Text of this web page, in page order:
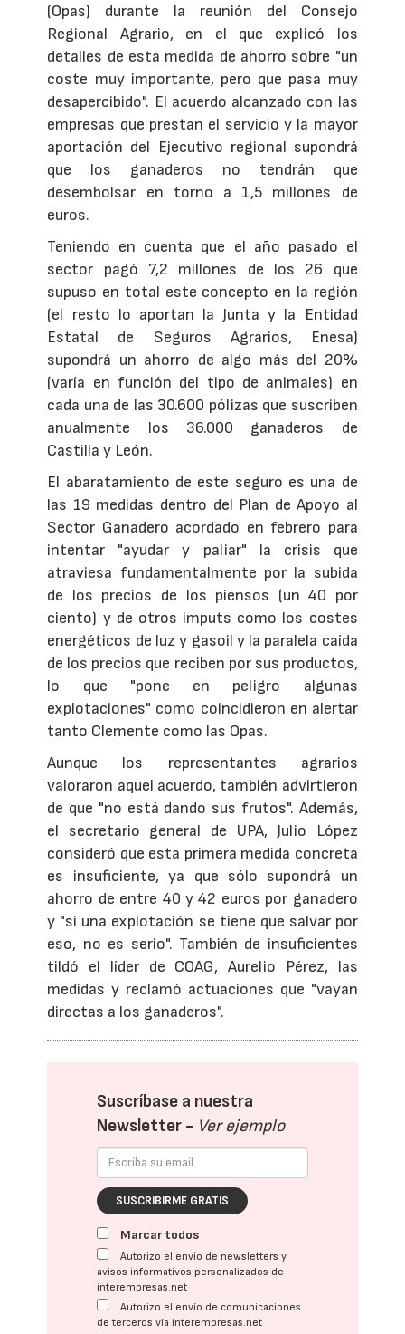
(Opas) durante la reunión del Consejo
Regional Agrario, en el que explicó los
detalles de esta medida de ahorro sobre "un
coste muy importante, pero que pasa muy
desapercibido". El acuerdo alcanzado con las
empresas que prestan el servicio y la mayor
aportación del Ejecutivo regional supondrá
que los ganaderos no tendrán que
desembolsar en torno a 1,5 millones de
euros.
Teniendo en cuenta que el año pasado el
sector pagó 7,2 millones de los 26 que
supuso en total este concepto en la región
(el resto lo aportan la Junta y la Entidad
Estatal de Seguros Agrarios, Enesa)
supondrá un ahorro de algo más del 20%
(varía en función del tipo de animales) en
cada una de las 30.600 pólizas que suscriben
anualmente los 36.000 ganaderos de
Castilla y León.
El abaratamiento de este seguro es una de
las 19 medidas dentro del Plan de Apoyo al
Sector Ganadero acordado en febrero para
intentar "ayudar y paliar" la crisis que
atraviesa fundamentalmente por la subida
de los precios de los piensos (un 40 por
ciento) y de otros imputs como los costes
energéticos de luz y gasoil y la paralela caída
de los precios que reciben por sus productos,
lo que "pone en peligro algunas
explotaciones" como coincidieron en alertar
tanto Clemente como las Opas.
Aunque los representantes agrarios
valoraron aquel acuerdo, también advirtieron
de que "no está dando sus frutos". Además,
el secretario general de UPA, Julio López
consideró que esta primera medida concreta
es insuficiente, ya que sólo supondrá un
ahorro de entre 40 y 42 euros por ganadero
y "si una explotación se tiene que salvar por
eso, no es serio". También de insuficientes
tildó el líder de COAG, Aurelio Pérez, las
medidas y reclamó actuaciones que "vayan
directas a los ganaderos".
Suscríbase a nuestra
Newsletter - Ver ejemplo
SUSCRIBIRME GRATIS
Marcar todos
Autorizo el envío de newsletters y
avisos informativos personalizados de
interempresas.net
Autorizo el envío de comunicaciones
de terceros vía interempresas.net